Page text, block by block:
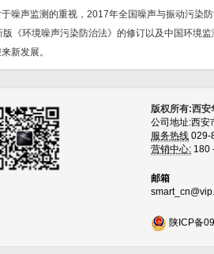
声监测的重视，2017年全国噪声与振动污染
《环境噪声污染防治法》的修订以及中国环境
新发展。
版权所有:西安
公司地址:西安
服务热线 029-
营销中心: 180
邮箱
陕ICP备